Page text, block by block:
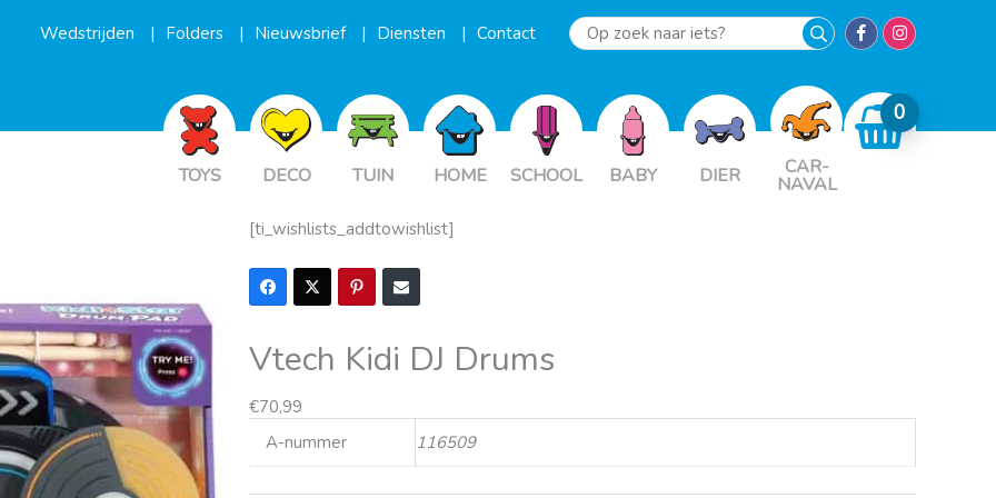
Wedstrijden Folders Nieuwsbrief Diensten Contact
Op
iets?
TOYS DECO TUIN HOME SCHOOL BABY DIER CAR-
NAVAL
[ti_wishlists_addtowishlist]
Vtech Kidi DJ Drums
€70,99
A-nummer
116509